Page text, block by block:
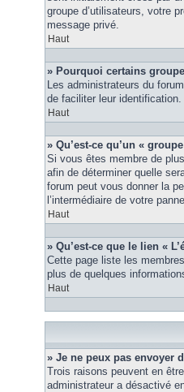
groupe d’utilisateurs, votre
message privé.
Haut
» Pourquoi certains
Les administrateurs du
de faciliter leur identification.
Haut
» Qu’est-ce qu’un «
Si vous êtes membre de
afin de déterminer quelle
forum peut vous donner la
l’intermédiaire de votre
Haut
» Qu’est-ce que le lien «
Cette page liste les
plus de quelques
Haut
» Je ne peux pas envoyer
Trois raisons peuvent en
administrateur a désactivé